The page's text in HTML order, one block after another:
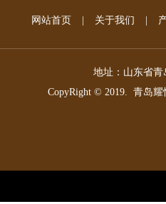
网站首页 关于我们
地址： 山东省青
CopyRight © 2019. 青岛耀